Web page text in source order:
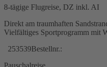
8-tägige Flugreise, DZ inkl. AI
Direkt am traumhaften
Vielfältiges Sportprogramm mit
253539Bestellnr.:
Pauschalreise